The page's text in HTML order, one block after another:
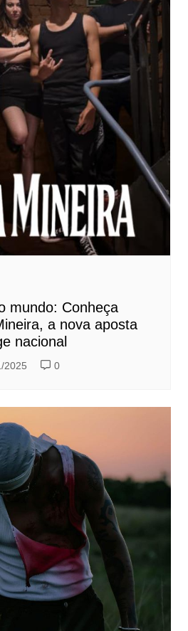
mundo: Conheça
a nova aposta
nacional
2025 0